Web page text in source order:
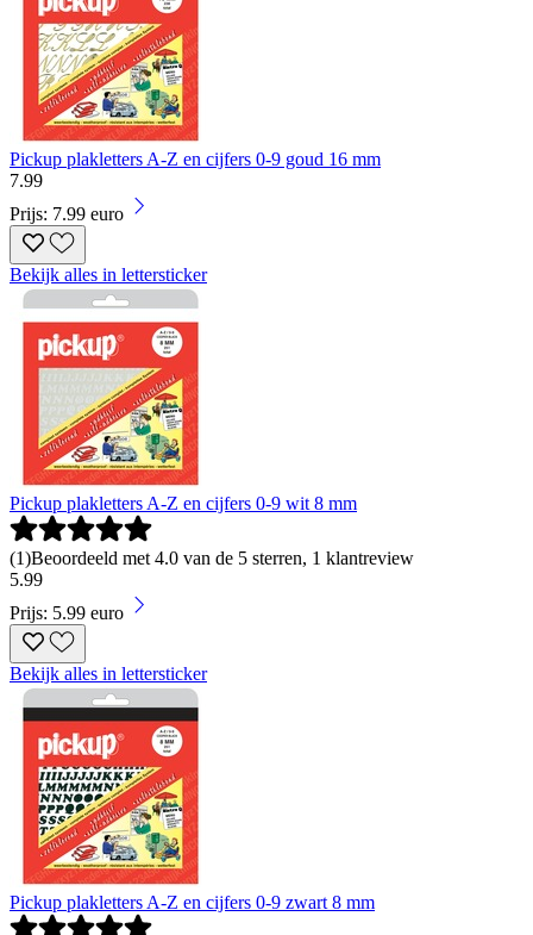
Pickup plakletters A-Z en cijfers 0-9 goud 16 mm
7.99
Prijs: 7.99 euro
Bekijk alles in lettersticker
Pickup plakletters A-Z en cijfers 0-9 wit 8 mm
(1)Beoordeeld met 4.0 van de 5 sterren, 1 klantreview
5.99
Prijs: 5.99 euro
Bekijk alles in lettersticker
Pickup plakletters A-Z en cijfers 0-9 zwart 8 mm